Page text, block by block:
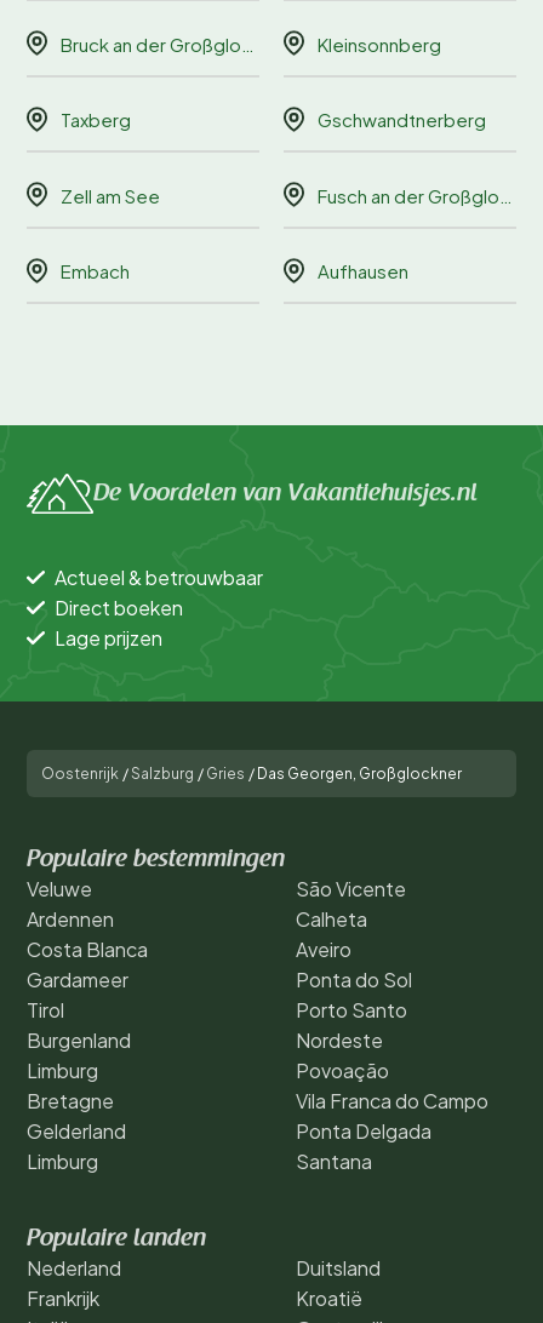
Bruck an der Großglocknerstraße Kleinsonnberg
Taxberg Gschwandtnerberg
Zell am See Fusch an der Großglocknerstraße
Embach Aufhausen
De Voordelen van Vakantiehuisjes.nl
Actueel & betrouwbaar
Direct boeken
Lage prijzen
Oostenrijk /Salzburg / Gries / Das Georgen, Großglockner
Populaire bestemmingen
Veluwe
Ardennen
Costa Blanca
Gardameer
Tirol
Burgenland
Limburg
Bretagne
Gelderland
Limburg
São Vicente
Calheta
Aveiro
Ponta do Sol
Porto Santo
Nordeste
Povoação
Vila Franca do Campo
Ponta Delgada
Santana
Populaire landen
Nederland
Frankrijk
Duitsland
Kroatië